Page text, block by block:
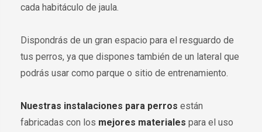
cada habitáculo de jaula.
Dispondrás de un gran espacio para el resguardo de
tus perros, ya que dispones también de un lateral que
podrás usar como parque o sitio de entrenamiento.
Nuestras instalaciones para perros están
fabricadas con los mejores materiales para el uso